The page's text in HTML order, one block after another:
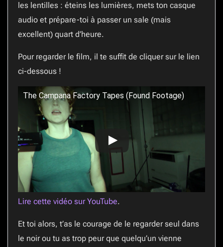
les lentilles : éteins les lumières, mets ton casque
audio et prépare-toi à passer un sale (mais
excellent) quart d’heure.
Pour regarder le film, il te suffit de cliquer sur le lien
ci-dessous !
The Campana Factory Tapes (Found Footage)
Lire cette vidéo sur YouTube.
Et toi alors, t’as le courage de le regarder seul dans
le noir ou tu as trop peur que quelqu’un vienne